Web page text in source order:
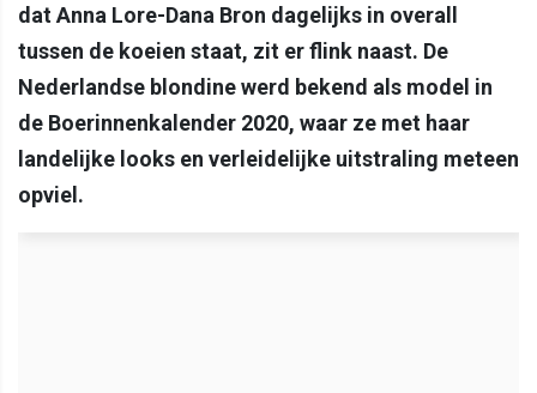
dat Anna Lore-Dana Bron dagelijks in overall
tussen de koeien staat, zit er flink naast. De
Nederlandse blondine werd bekend als model in
de Boerinnenkalender 2020, waar ze met haar
landelijke looks en verleidelijke uitstraling meteen
opviel.